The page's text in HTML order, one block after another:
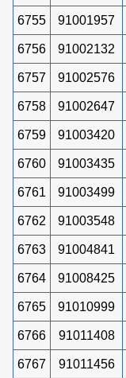
6755 91001957
6756 91002132
6757 91002576
6758 91002647
6759 91003420
6760 91003435
6761 91003499
6762 91003548
6763 91004841
6764 91008425
6765 91010999
6766 91011408
6767 91011456